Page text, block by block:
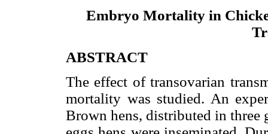
Embryo Mortality in
ABSTRACT
The effect of transovarian
mortality was studied. An
Brown hens, distributed in three